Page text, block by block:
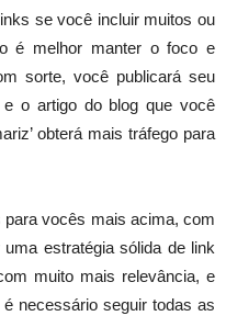
se você incluir muitos ou
é melhor manter o foco e
sorte, você publicará seu
e o artigo do blog que você
obterá mais tráfego para
vocês mais acima, com
estratégia sólida de link
muito mais relevância, e
necessário seguir todas as